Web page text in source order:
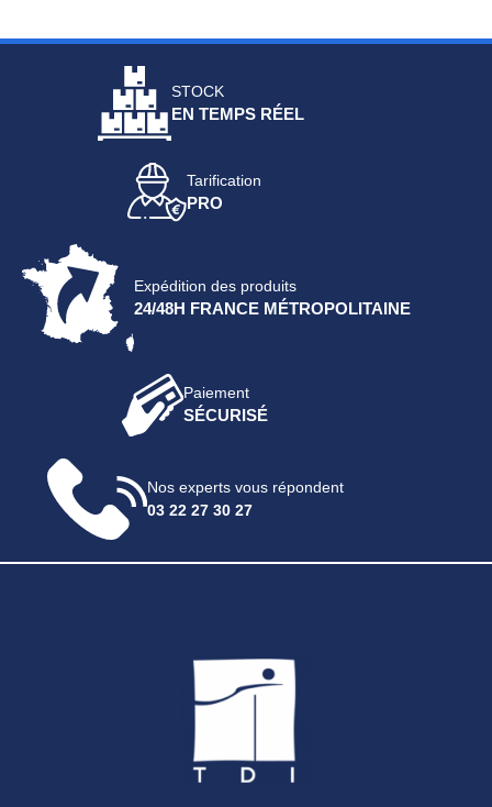
STOCK
EN TEMPS RÉEL
Tarification
PRO
Expédition des produits
24/48H FRANCE MÉTROPOLITAINE
Paiement
SÉCURISÉ
Nos experts vous répondent
03 22 27 30 27